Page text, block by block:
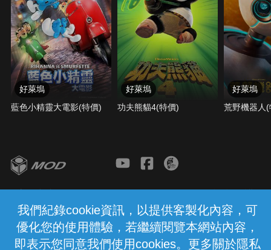
我們紀錄cookie資訊，以提供客製化內容，可
優化您的使用體驗，若繼續閱覽本網站內容，
即表示您同意我們使用cookies。更多關於隱私
好萊塢
藍色小精靈大電影(特價)
好萊塢
功夫熊貓4(特價)
好萊塢
荒野機器人
中華電信股份有限公司個人家庭分公司
(統一編號：96979949) © 2026